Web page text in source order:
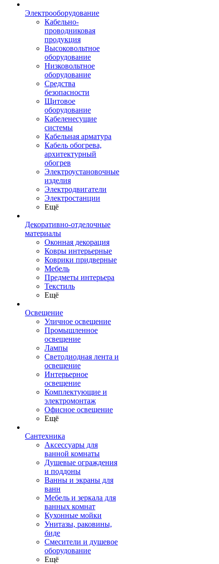
Электрооборудование
Кабельно-
проводниковая
продукция
Высоковольтное
оборудование
Низковольтное
оборудование
Средства
безопасности
Щитовое
оборудование
Кабеленесущие
системы
Кабельная арматура
Кабель обогрева,
архитектурный
обогрев
Электроустановочные
изделия
Электродвигатели
Электростанции
Ещё
Декоративно-отделочные
материалы
Оконная декорация
Ковры интерьерные
Коврики придверные
Мебель
Предметы интерьера
Текстиль
Ещё
Освещение
Уличное освещение
Промышленное
освещение
Лампы
Светодиодная лента и
освещение
Интерьерное
освещение
Комплектующие и
электромонтаж
Офисное освещение
Ещё
Сантехника
Аксессуары для
ванной комнаты
Душевые ограждения
и поддоны
Ванны и экраны для
ванн
Мебель и зеркала для
ванных комнат
Кухонные мойки
Унитазы, раковины,
биде
Смесители и душевое
оборудование
Ещё